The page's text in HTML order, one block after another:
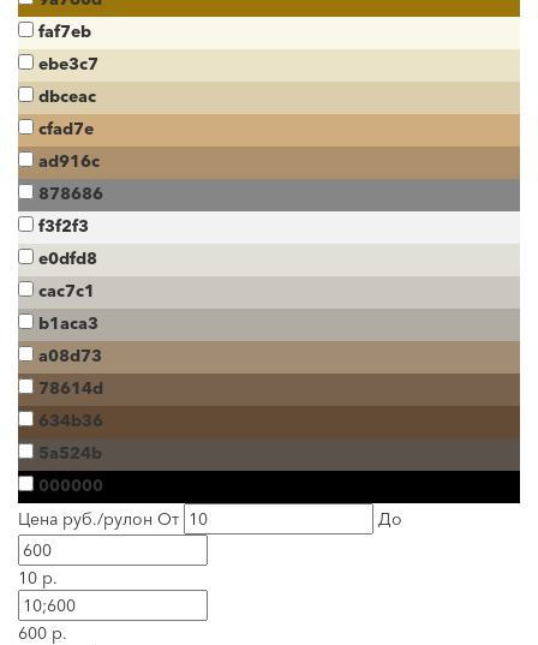
faf7eb
ebe3c7
dbceac
cfad7e
ad916c
878686
f3f2f3
e0dfd8
cac7c1
b1aca3
a08d73
78614d
634b36
5a524b
000000
Цена руб./рулон От До
10 р.
600 р.